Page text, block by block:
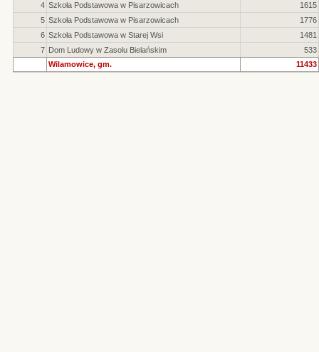
4 Szkoła Podstawowa w Pisarzowicach
1615
5 Szkoła Podstawowa w Pisarzowicach
1776
6 Szkoła Podstawowa w Starej Wsi
1481
7 Dom Ludowy w Zasolu Bielańskim
533
Wilamowice, gm.
11433